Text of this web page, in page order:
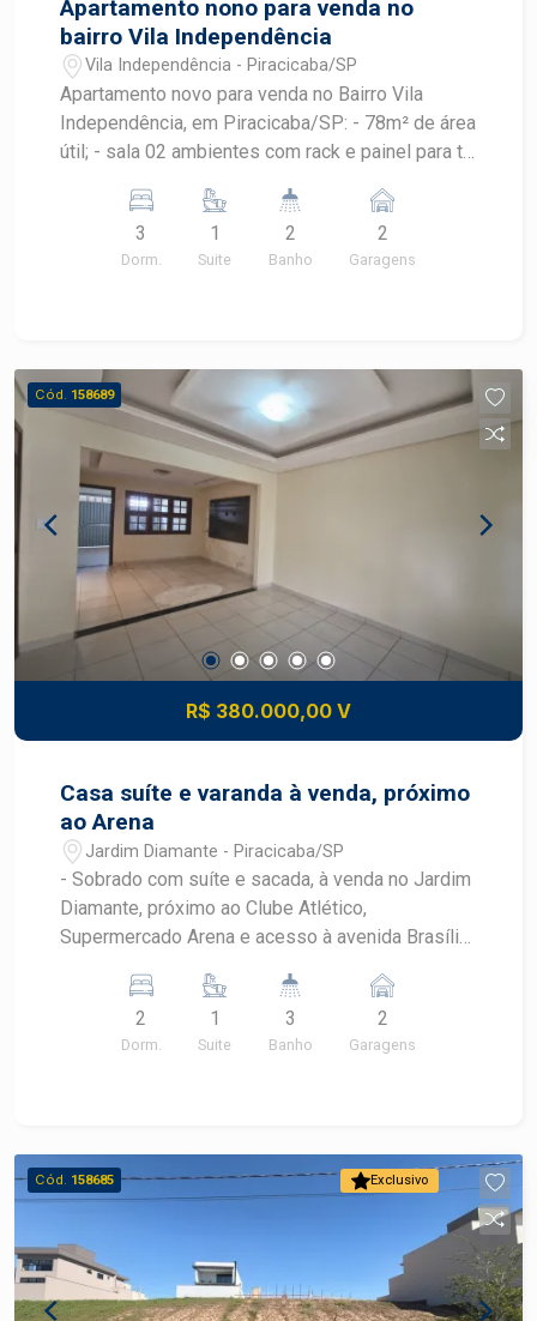
Apartamento nono para venda no
bairro Vila Independência
Vila Independência - Piracicaba/SP
Apartamento novo para venda no Bairro Vila
Independência, em Piracicaba/SP: - 78m² de área
útil; - sala 02 ambientes com rack e painel para tv;
armário planejado; - 03 dormitórios todos com
armário embutido, sendo 01 suíte; - 02 banheiros
com cuba: social e da suíte; - Varanda gourmet
Piscina na cobertura com vista incrível para a
cidade, perfeito para relaxar e socializar.
Localização: próximo a serviços, transporte
público, comércios e com fácil acesso a
principais vias da cidade.
3
Dorm.
1
Suite
2
Banho
2
Garagens
Cód. 158689
R$ 380.000,00 V
Casa suíte e varanda à venda, próximo
ao Arena
Jardim Diamante - Piracicaba/SP
- Sobrado com suíte e sacada, à venda no Jardim
Diamante, próximo ao Clube Atlético,
Supermercado Arena e acesso à avenida Brasília
com sacada e armários - O terreno tem 142,27 m²
e a construção 180,53 m² - O imóvel tem portão
automático, salas amplas para até 02 ambientes -
2
Dorm.
1
Suite
3
Banho
2
Garagens
Exclusivo
Cód. 158685